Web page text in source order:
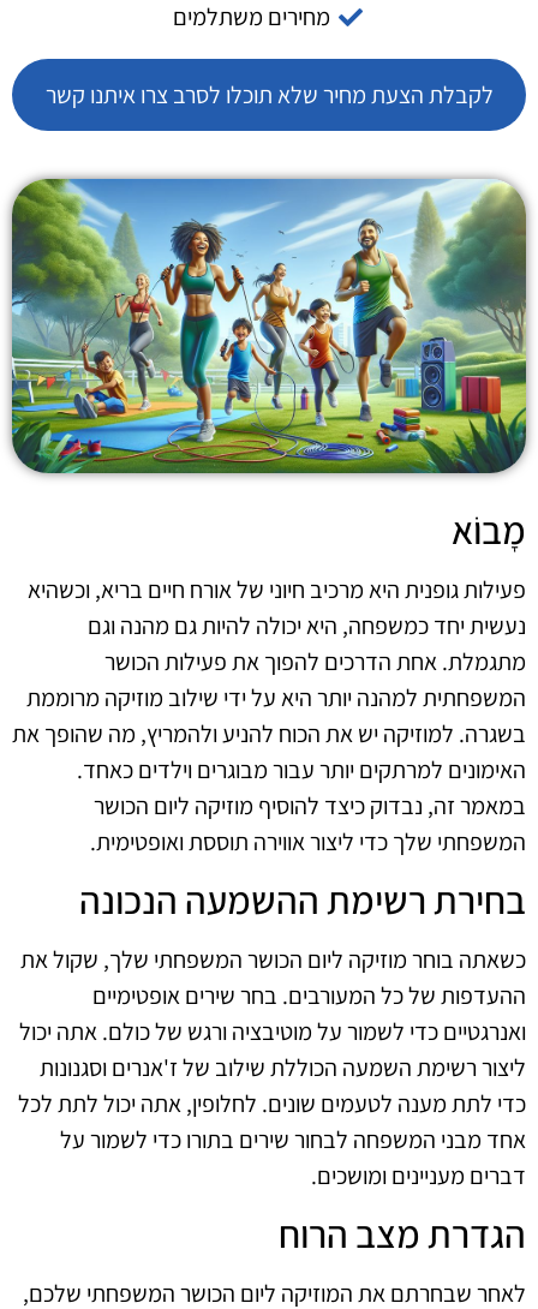
מחירים משתלמים
לקבלת הצעת מחיר שלא תוכלו לסרב צרו איתנו קשר
מָבוֹא
פעילות גופנית היא מרכיב חיוני של אורח חיים בריא, וכשהיא
נעשית יחד כמשפחה, היא יכולה להיות גם מהנה וגם
מתגמלת. אחת הדרכים להפוך את פעילות הכושר
המשפחתית למהנה יותר היא על ידי שילוב מוזיקה מרוממת
בשגרה. למוזיקה יש את הכוח להניע ולהמריץ, מה שהופך את
האימונים למרתקים יותר עבור מבוגרים וילדים כאחד.
במאמר זה, נבדוק כיצד להוסיף מוזיקה ליום הכושר
המשפחתי שלך כדי ליצור אווירה תוססת ואופטימית.
בחירת רשימת ההשמעה הנכונה
כשאתה בוחר מוזיקה ליום הכושר המשפחתי שלך, שקול את
ההעדפות של כל המעורבים. בחר שירים אופטימיים
ואנרגטיים כדי לשמור על מוטיבציה ורגש של כולם. אתה יכול
ליצור רשימת השמעה הכוללת שילוב של ז'אנרים וסגנונות
כדי לתת מענה לטעמים שונים. לחלופין, אתה יכול לתת לכל
אחד מבני המשפחה לבחור שירים בתורו כדי לשמור על
דברים מעניינים ומושכים.
הגדרת מצב הרוח
לאחר שבחרתם את המוזיקה ליום הכושר המשפחתי שלכם,